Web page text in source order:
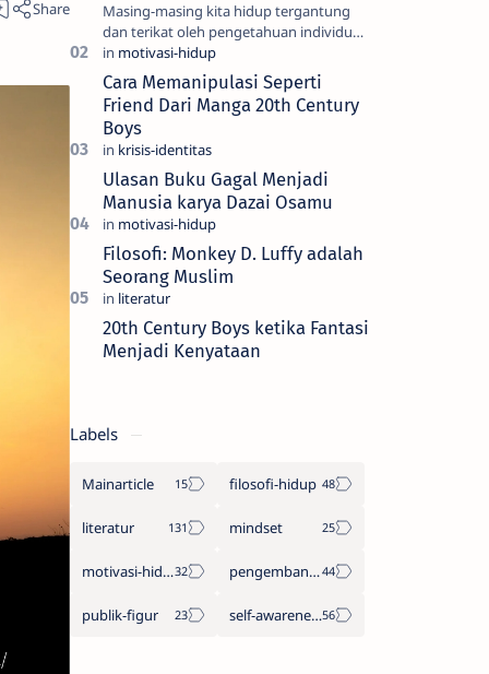
Masing-masing kita hidup tergantung
dan terikat oleh pengetahuan individu
dan kesadaran kita, semua itu adalah
yang kita sebut sebagai realiti —…
Cara Memanipulasi Seperti
Friend Dari Manga 20th Century
Boys
Ulasan Buku Gagal Menjadi
Manusia karya Dazai Osamu
Filosofi: Monkey D. Luffy adalah
Seorang Muslim
20th Century Boys ketika Fantasi
Menjadi Kenyataan
Labels
Mainarticle filosofi-hidup
literatur mindset
motivasi-hidup pengembangan-diri
publik-figur self-awareness